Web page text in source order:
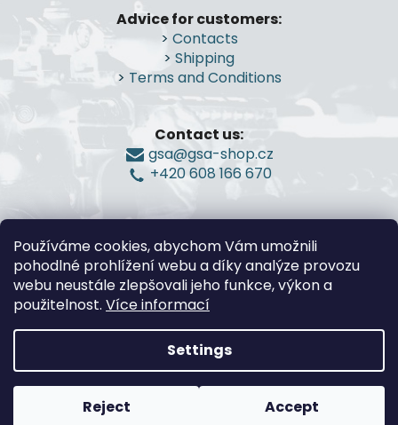
Používáme cookies, abychom Vám umožnili
pohodlné prohlížení webu a díky analýze provozu
webu neustále zlepšovali jeho funkce, výkon a
použitelnost. Více informací
Settings
Reject Accept
Advice for customers:
> Contacts
> Shipping
> Terms and Conditions
Contact us:
gsa@gsa-shop.cz
+420 608 166 670
Created by Shoptet
Copyright 2026
G.S.A.-Guns and Shooting